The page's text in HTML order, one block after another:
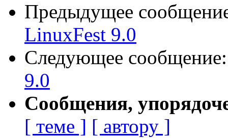
Предыдущее
LinuxFest 9.0
Следующее
9.0
Сообщения,
[ теме ] [ автору ]